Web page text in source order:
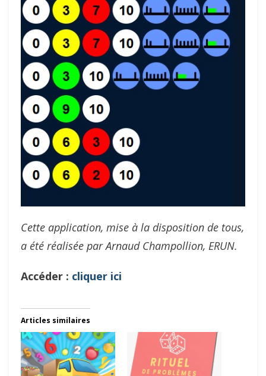
Cette application, mise à la disposition de tous,
a été réalisée par Arnaud Champollion, ERUN.
Accéder : cliquer ici
Articles similaires